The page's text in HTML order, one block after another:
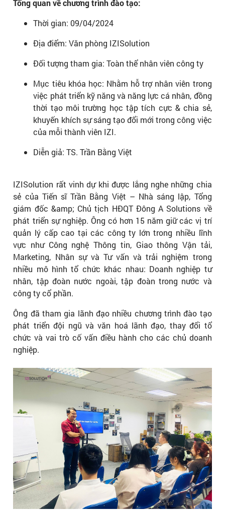
Tổng quan về chương trình đào tạo:
Thời gian: 09/04/2024
Địa điểm: Văn phòng IZISolution
Đối tượng tham gia: Toàn thể nhân viên công ty
Mục tiêu khóa học: Nhằm hỗ trợ nhân viên trong
việc phát triển kỹ năng và năng lực cá nhân, đồng
thời tạo môi trường học tập tích cực & chia sẻ,
khuyến khích sự sáng tạo đổi mới trong công việc
của mỗi thành viên IZI.
Diễn giả: TS. Trần Bằng Việt
IZISolution rất vinh dự khi được lắng nghe những chia
sẻ của Tiến sĩ Trần Bằng Việt – Nhà sáng lập, Tổng
giám đốc &amp; Chủ tịch HĐQT Đông A Solutions về
phát triển sự nghiệp. Ông có hơn 15 năm giữ các vị trí
quản lý cấp cao tại các công ty lớn trong nhiều lĩnh
vực như Công nghệ Thông tin, Giao thông Vận tải,
Marketing, Nhân sự và Tư vấn và trải nghiệm trong
nhiều mô hình tổ chức khác nhau: Doanh nghiệp tư
nhân, tập đoàn nước ngoài, tập đoàn trong nước và
công ty cổ phần.
Ông đã tham gia lãnh đạo nhiều chương trình đào tạo
phát triển đội ngũ và văn hoá lãnh đạo, thay đổi tổ
chức và vai trò cố vấn điều hành cho các chủ doanh
nghiệp.